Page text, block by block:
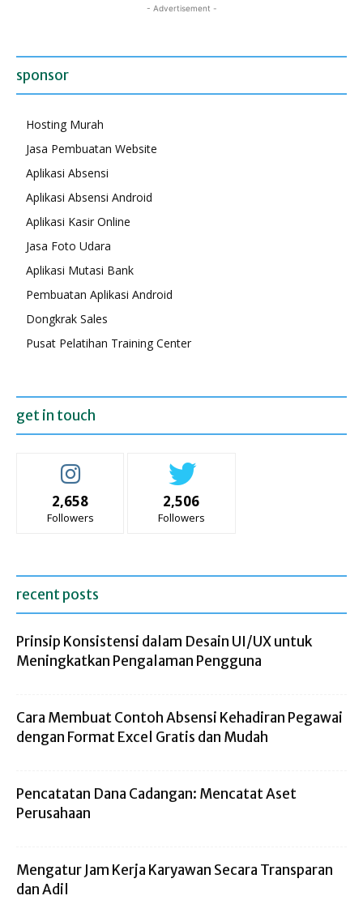
- Advertisement -
sponsor
Hosting Murah
Jasa Pembuatan Website
Aplikasi Absensi
Aplikasi Absensi Android
Aplikasi Kasir Online
Jasa Foto Udara
Aplikasi Mutasi Bank
Pembuatan Aplikasi Android
Dongkrak Sales
Pusat Pelatihan Training Center
get in touch
2,658
Followers
2,506
Followers
recent posts
Prinsip Konsistensi dalam Desain UI/UX untuk
Meningkatkan Pengalaman Pengguna
Cara Membuat Contoh Absensi Kehadiran Pegawai
dengan Format Excel Gratis dan Mudah
Pencatatan Dana Cadangan: Mencatat Aset
Perusahaan
Mengatur Jam Kerja Karyawan Secara Transparan
dan Adil